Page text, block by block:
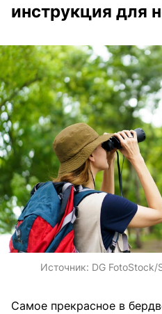
инструкция для
Источник: DG
Самое прекрасное в